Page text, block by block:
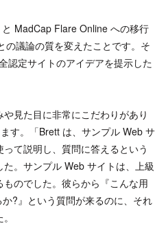
MadCap Flare Online への移行
の議論の質を変えたことです。そ
認定サイトのアイデアを提示した
や見た目に非常にこだわりがあり
す。「Brett は、サンプル Web サ
て説明し、質問に答えるという
。サンプル Web サイトは、上級
のでした。彼らから『こんな用
?』という質問が来るのに、それ